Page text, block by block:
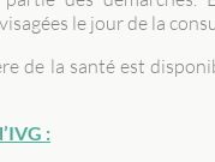
le jour de la
de la santé est
: